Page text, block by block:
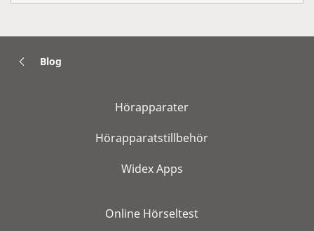
Blog
Hörapparater
Hörapparatstillbehör
Widex Apps
Online Hörseltest